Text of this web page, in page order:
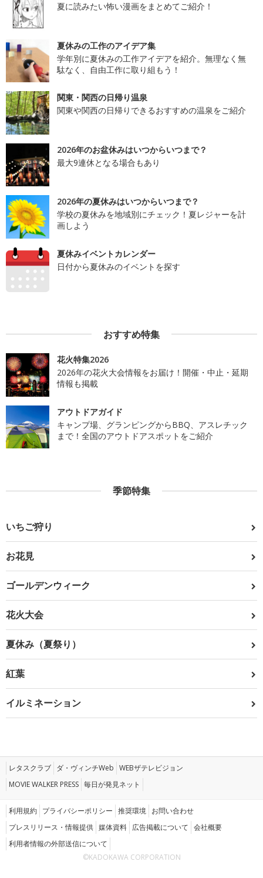
夏に読みたい怖い漫画をまとめてご紹介！
夏休みの工作のアイデア集
学年別に夏休みの工作アイデアを紹介。無理なく無
駄なく、自由工作に取り組もう！
関東・関西の日帰り温泉
関東や関西の日帰りできるおすすめの温泉をご紹介
2026年のお盆休みはいつからいつまで？
最大9連休となる場合もあり
2026年の夏休みはいつからいつまで？
学校の夏休みを地域別にチェック！夏レジャーを計
画しよう
夏休みイベントカレンダー
日付から夏休みのイベントを探す
おすすめ特集
花火特集2026
2026年の花火大会情報をお届け！開催・中止・延期
情報も掲載
アウトドアガイド
キャンプ場、グランピングからBBQ、アスレチック
まで！全国のアウトドアスポットをご紹介
季節特集
いちご狩り
お花見
ゴールデンウィーク
花火大会
夏休み（夏祭り）
紅葉
イルミネーション
レタスクラブ ダ・ヴィンチWeb WEBザテレビジョン
MOVIE WALKER PRESS 毎日が発見ネット
利用規約 プライバシーポリシー 推奨環境 お問い合わせ
プレスリリース・情報提供 媒体資料 広告掲載について 会社概要
利用者情報の外部送信について
©KADOKAWA CORPORATION